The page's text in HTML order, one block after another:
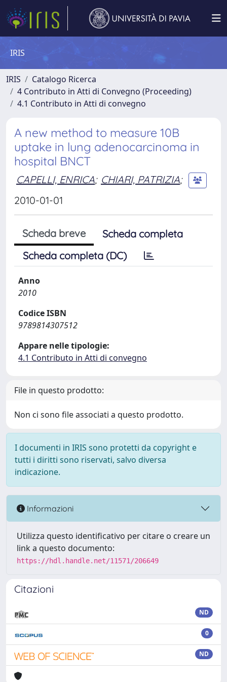
IRIS
IRIS
Catalogo Ricerca
4 Contributo in Atti di Convegno (Proceeding)
4.1 Contributo in Atti di convegno
A new method to measure 10B
uptake in lung adenocarcinoma in
hospital BNCT
CAPELLI, ENRICA; CHIARI, PATRIZIA;
2010-01-01
Scheda breve
Scheda completa
Scheda completa (DC)
Anno
2010
Codice ISBN
9789814307512
Appare nelle tipologie:
4.1 Contributo in Atti di convegno
File in questo prodotto:
Non ci sono file associati a questo prodotto.
I documenti in IRIS sono protetti da copyright e
tutti i diritti sono riservati, salvo diversa
indicazione.
Informazioni
Utilizza questo identificativo per citare o creare un
link a questo documento:
https://hdl.handle.net/11571/206649
Citazioni
ND
0
ND